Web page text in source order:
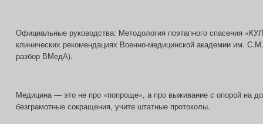
Официальные руководства: Методология поэтапного спасения
клинических рекомендациях Военно-медицинской академии им.
разбор ВМедА).
Медицина — это не про «попроще», а про выживание с опорой на
безграмотные сокращения, учите штатные протоколы.